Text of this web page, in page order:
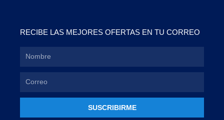
RECIBE LAS MEJORES OFERTAS EN TU CORREO
SUSCRIBIRME